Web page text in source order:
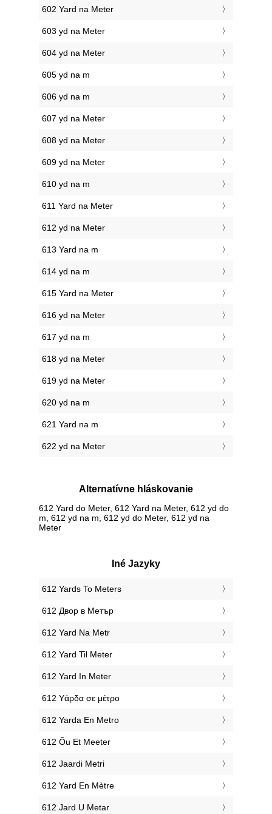
602 Yard na Meter
603 yd na Meter
604 yd na Meter
605 yd na m
606 yd na m
607 yd na Meter
608 yd na Meter
609 yd na Meter
610 yd na m
611 Yard na Meter
612 yd na Meter
613 Yard na m
614 yd na m
615 Yard na Meter
616 yd na Meter
617 yd na m
618 yd na Meter
619 yd na Meter
620 yd na m
621 Yard na m
622 yd na Meter
Alternatívne hláskovanie
612 Yard do Meter, 612 Yard na Meter, 612 yd do
m, 612 yd na m, 612 yd do Meter, 612 yd na
Meter
Iné Jazyky
‎612 Yards To Meters
‎612 Двор в Метър
‎612 Yard Na Metr
‎612 Yard Til Meter
‎612 Yard In Meter
‎612 Υάρδα σε μέτρο
‎612 Yarda En Metro
‎612 Õu Et Meeter
‎612 Jaardi Metri
‎612 Yard En Mètre
‎612 Jard U Metar